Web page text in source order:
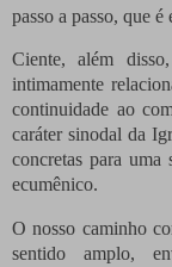
passo a passo, que
Ciente, além
intimamente
continuidade ao
caráter sinodal da
concretas para uma
ecumênico.
O nosso caminho
sentido amplo,